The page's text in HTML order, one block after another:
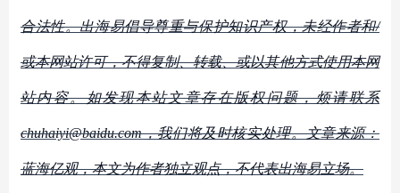
合法性。出海易倡导尊重与保护知识产权，未经作者和/
或本网站许可，不得复制、转载、或以其他方式使用本网
站内容。如发现本站文章存在版权问题，烦请联系
chuhaiyi@baidu.com，我们将及时核实处理。文章来源：
蓝海亿观，本文为作者独立观点，不代表出海易立场。